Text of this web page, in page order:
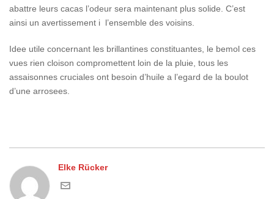
abattre leurs cacas l’odeur sera maintenant plus solide. C’est
ainsi un avertissement i l’ensemble des voisins.
Idee utile concernant les brillantines constituantes, le bemol ces
vues rien cloison compromettent loin de la pluie, tous les
assaisonnes cruciales ont besoin d’huile a l’egard de la boulot
d’une arrosees.
Elke Rücker